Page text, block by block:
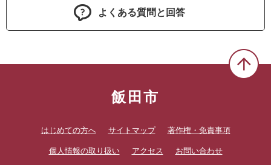
よくある質問と回答
飯田市
はじめての方へ サイトマップ 著作権・免責事項
個人情報の取り扱い アクセス お問い合わせ